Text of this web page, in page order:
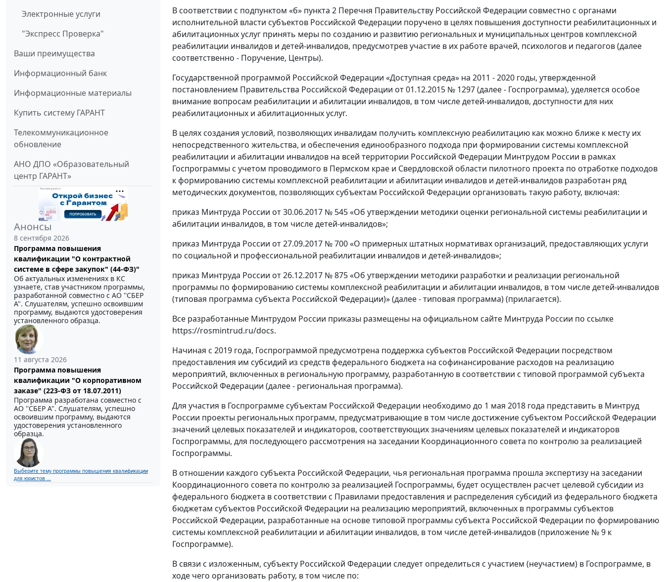
Электронные услуги
"Экспресс Проверка"
Ваши преимущества
Информационный банк
Информационные материалы
Купить систему ГАРАНТ
Телекоммуникационное
обновление
АНО ДПО «Образовательный
центр ГАРАНТ»
Анонсы
8 сентября 2026
Программа повышения
квалификации "О контрактной
системе в сфере закупок" (44-ФЗ)"
Об актуальных изменениях в КС
узнаете, став участником программы,
разработанной совместно с АО ''СБЕР
А". Слушателям, успешно освоившим
программу, выдаются удостоверения
установленного образца.
11 августа 2026
Программа повышения
квалификации "О корпоративном
заказе" (223-ФЗ от 18.07.2011)
Программа разработана совместно с
АО ''СБЕР А". Слушателям, успешно
освоившим программу, выдаются
удостоверения установленного
образца.
Выберите тему программы повышения квалификации
для юристов ...
В соответствии с подпунктом «б» пункта 2 Перечня Правительству Российской Федерации совместно с органами
исполнительной власти субъектов Российской Федерации поручено в целях повышения доступности реабилитационных и
абилитационных услуг принять меры по созданию и развитию региональных и муниципальных центров комплексной
реабилитации инвалидов и детей-инвалидов, предусмотрев участие в их работе врачей, психологов и педагогов (далее
соответственно - Поручение, Центры).
Государственной программой Российской Федерации «Доступная среда» на 2011 - 2020 годы, утвержденной
постановлением Правительства Российской Федерации от 01.12.2015 № 1297 (далее - Госпрограмма), уделяется особое
внимание вопросам реабилитации и абилитации инвалидов, в том числе детей-инвалидов, доступности для них
реабилитационных и абилитационных услуг.
В целях создания условий, позволяющих инвалидам получить комплексную реабилитацию как можно ближе к месту их
непосредственного жительства, и обеспечения единообразного подхода при формировании системы комплексной
реабилитации и абилитации инвалидов на всей территории Российской Федерации Минтрудом России в рамках
Госпрограммы с учетом проводимого в Пермском крае и Свердловской области пилотного проекта по отработке подходов
к формированию системы комплексной реабилитации и абилитации инвалидов и детей-инвалидов разработан ряд
методических документов, позволяющих субъектам Российской Федерации организовать такую работу, включая:
приказ Минтруда России от 30.06.2017 № 545 «Об утверждении методики оценки региональной системы реабилитации и
абилитации инвалидов, в том числе детей-инвалидов»;
приказ Минтруда России от 27.09.2017 № 700 «О примерных штатных нормативах организаций, предоставляющих услуги
по социальной и профессиональной реабилитации инвалидов и детей-инвалидов»;
приказ Минтруда России от 26.12.2017 № 875 «Об утверждении методики разработки и реализации региональной
программы по формированию системы комплексной реабилитации и абилитации инвалидов, в том числе детей-инвалидов
(типовая программа субъекта Российской Федерации)» (далее - типовая программа) (прилагается).
Все разработанные Минтрудом России приказы размещены на официальном сайте Минтруда России по ссылке
https://rosmintrud.ru/docs.
Начиная с 2019 года, Госпрограммой предусмотрена поддержка субъектов Российской Федерации посредством
предоставления им субсидий из средств федерального бюджета на софинансирование расходов на реализацию
мероприятий, включенных в региональную программу, разработанную в соответствии с типовой программой субъекта
Российской Федерации (далее - региональная программа).
Для участия в Госпрограмме субъектам Российской Федерации необходимо до 1 мая 2018 года представить в Минтруд
России проекты региональных программ, предусматривающие в том числе достижение субъектом Российской Федерации
значений целевых показателей и индикаторов, соответствующих значениям целевых показателей и индикаторов
Госпрограммы, для последующего рассмотрения на заседании Координационного совета по контролю за реализацией
Госпрограммы.
В отношении каждого субъекта Российской Федерации, чья региональная программа прошла экспертизу на заседании
Координационного совета по контролю за реализацией Госпрограммы, будет осуществлен расчет целевой субсидии из
федерального бюджета в соответствии с Правилами предоставления и распределения субсидий из федерального бюджета
бюджетам субъектов Российской Федерации на реализацию мероприятий, включенных в программы субъектов
Российской Федерации, разработанные на основе типовой программы субъекта Российской Федерации по формированию
системы комплексной реабилитации и абилитации инвалидов, в том числе детей-инвалидов (приложение № 9 к
Госпрограмме).
В связи с изложенным, субъекту Российской Федерации следует определиться с участием (неучастием) в Госпрограмме, в
ходе чего организовать работу, в том числе по: